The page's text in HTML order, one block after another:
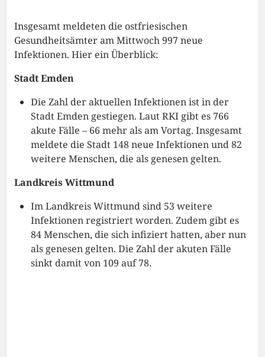
Insgesamt meldeten die ostfriesischen
Gesundheitsämter am Mittwoch 997 neue
Infektionen. Hier ein Überblick:
Stadt Emden
Die Zahl der aktuellen Infektionen ist in der
Stadt Emden gestiegen. Laut RKI gibt es 766
akute Fälle – 66 mehr als am Vortag. Insgesamt
meldete die Stadt 148 neue Infektionen und 82
weitere Menschen, die als genesen gelten.
Landkreis Wittmund
Im Landkreis Wittmund sind 53 weitere
Infektionen registriert worden. Zudem gibt es
84 Menschen, die sich infiziert hatten, aber nun
als genesen gelten. Die Zahl der akuten Fälle
sinkt damit von 109 auf 78.